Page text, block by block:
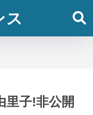
ス
里子!非公開